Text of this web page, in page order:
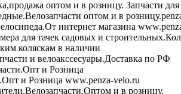
оптом и в розницу. Запчасти для
оптом и в
интернет магазина
для тачек садовых и
коляскам в наличии
и велоакссесуары.Доставка по РФ
и Розница
и Розница www.penza-velo.ru
и в розницу.